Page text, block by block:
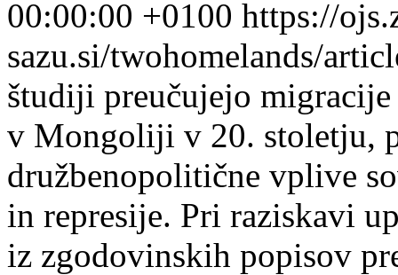
00:00:00 +0100 https://
sazu.si/twohomelands/
študiji preučujejo
v Mongoliji v 20. stoletju,
družbenopolitične vplive
in represije. Pri raziskavi
iz zgodovinskih popisov